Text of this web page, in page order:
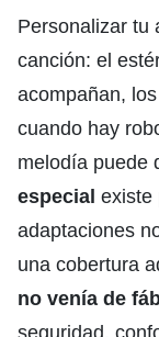
Personalizar tu
canción: el
acompañan,
cuando hay
melodía puede
especial existe
adaptaciones
una cobertura
no venía de